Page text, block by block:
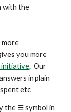
with the
more
you more
initiative. Our
answers in plain
etc
the ☰ symbol in